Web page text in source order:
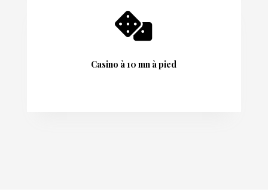

Casino à 10 mn à pied